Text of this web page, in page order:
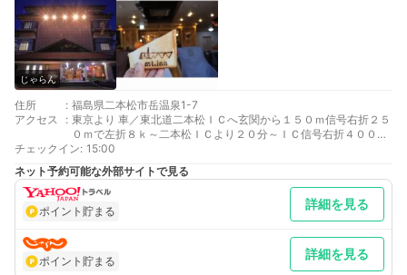
じゃらん
住所 : 福島県二本松市岳温泉1-7
アクセス
: 東京より 車／東北道二本松ＩＣへ玄関から１５０ｍ信号右折２５
０ｍで左折８ｋ～二本松ＩＣより２０分～ＩＣ信号右折４００ｍ
信号右８ｋＴ字路２５０ｍ信号左２００ｍ 車以外／東北新幹線郡
山駅乗継二本松駅下車、バス岳温泉終点徒歩２分
郡山・福島より 車／玄関から１５０ｍ信号右折４５９号線及び１
１５号線経由３９ｋｍ～磐越道猪苗代ＩＣより４５分～猪苗代Ｉ
Ｃから福島方面道の駅土湯を南方へ７ｋｍ岳信号右折 車以外／郡
山駅＆福島駅上下共２０分二本松駅下車バス２５分岳温泉
補足 車／岳温泉ヒマラヤ大通り前の玄関には１０台以上、東側玄
関の駐車場は40台駐車可能 車以外／二本松駅から岳温泉間は福
島交通バス、時刻表『乗換案内』あり
チェックイン: 15:00
ネット予約可能な外部サイトで見る
ポイント貯まる 詳細を見る
ポイント貯まる 詳細を見る